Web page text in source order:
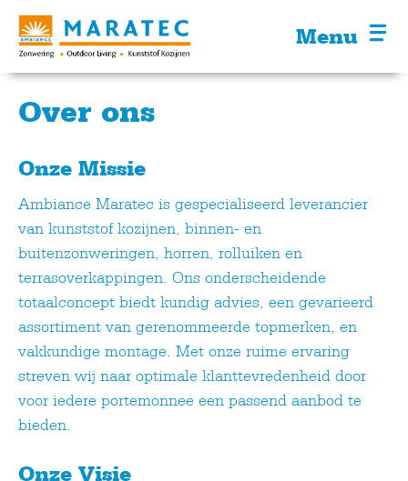
Menu
Over ons
Onze Missie
Ambiance Maratec is gespecialiseerd leverancier
van kunststof kozijnen, binnen- en
buitenzonweringen, horren, rolluiken en
terrasoverkappingen. Ons onderscheidende
totaalconcept biedt kundig advies, een gevarieerd
assortiment van gerenommeerde topmerken, en
vakkundige montage. Met onze ruime ervaring
streven wij naar optimale klanttevredenheid door
voor iedere portemonnee een passend aanbod te
bieden.
Onze Visie